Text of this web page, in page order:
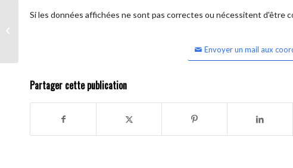
Si les données affichées ne sont pas correctes ou nécessitent d'être
Envoyer un mail aux
Partager cette publication